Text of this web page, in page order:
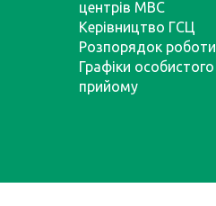
центрів МВС
Керівництво ГСЦ
Розпорядок роботи
Графіки особистого
прийому